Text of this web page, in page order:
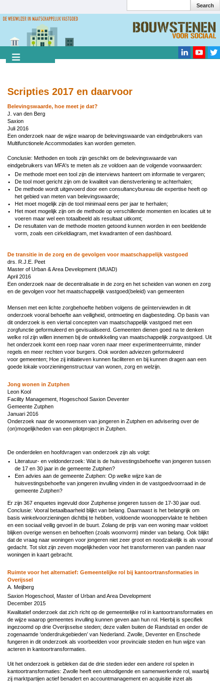
naar
gaan
Search
Scripties 2017 en daarvoor
Belevingswaarde, hoe meet je dat?
J. van den Berg
Saxion
Juli 2016
Een onderzoek naar de wijze waarop de belevingswaarde van eindgebruikers van
Multifunctionele Accommodaties kan worden gemeten.
Conclusie: Methoden en tools zijn geschikt om de belevingswaarde van
eindgebruikers van MFA's te meten als ze voldoen aan de volgende voorwaarden:
De methode moet een tool zijn die interviews hanteert om informatie te vergaren;
De tool moet gericht zijn om de kwaliteit van dienstverlening te achterhalen;
De methode wordt uitgevoerd door een consultancybureau die expertise heeft op
het gebied van meten van belevingswaarde;
Het moet mogelijk zijn de tool minimaal eens per jaar te herhalen;
Het moet mogelijk zijn om de methode op verschillende momenten en locaties uit te
voeren maar wel een totaalbeeld als resultaat uitkomt;
De resultaten van de methode moeten getoond kunnen worden in een beeldende
vorm, zoals een cirkeldiagram, met kwadranten of een dashboard.
De transitie in de zorg en de gevolgen voor maatschappelijk vastgoed
drs. R.J.E. Peet
Master of Urban & Area Development (MUAD)
April 2016
Een onderzoek naar de decentralisatie in de zorg en het scheiden van wonen en zorg
en de gevolgen voor het maatschappelijk vastgoed(beleid) van gemeenten
Mensen met een lichte zorgbehoefte hebben volgens de geïnterviewden in dit
onderzoek vooral behoefte aan veiligheid, ontmoeting en dagbesteding. Op basis van
dit onderzoek is een viertal concepten van maatschappelijk vastgoed met een
zorgfunctie geformuleerd en gevisualiseerd. Gemeenten dienen goed na te denken
welke rol zijn willen innemen bij de ontwikkeling van maatschappelijk zorgvastgoed. Uit
het onderzoek komt een roep naar voren naar meer experimenteerruimte, minder
regels en meer rechten voor burgers. Ook worden adviezen geformuleerd
voor gemeenten; Hoe zij initiatieven kunnen faciliteren en bij kunnen dragen aan een
goede lokale voorzieningenstructuur van wonen, zorg en welzijn.
Jong wonen in Zutphen
Leon Kool
Facility Management, Hogeschool Saxion Deventer
Gemeente Zutphen
Januari 2016
Onderzoek naar de woonwensen van jongeren in Zutphen en advisering over de
(on)mogelijkheden van een pilotproject in Zutphen.
De onderdelen en hoofdvragen van onderzoek zijn als volgt:
Literatuur- en veldonderzoek: Wat is de huisvestingsbehoefte van jongeren tussen
de 17 en 30 jaar in de gemeente Zutphen?
Een advies aan de gemeente Zutphen: Op welke wijze kan de
huisvestingsbehoefte van jongeren invulling vinden in de vastgoedvoorraad in de
gemeente Zutphen?
Er zijn 367 enquetes ingevuld door Zutphense jongeren tussen de 17-30 jaar oud.
Conclusie: Vooral betaalbaarheid blijkt van belang. Daarnaast is het belangrijk om
basis winkelvoorzieningen dichtbij te hebben, voldoende woonoppervlakte te hebben
en een sociaal veilig gevoel in de buurt. Zolang de prijs van een woning maar voldoet
blijken overige wensen en behoeften (zoals woonvorm) minder van belang. Ook blijkt
dat de vraag naar woningen voor jongeren niet zeer groot en noodzakelijk is als vooraf
gedacht. Tot slot zijn zeven mogelijkheden voor het transformeren van panden naar
woningen in kaart gebracht.
Ruimte voor het alternatief: Gemeentelijke rol bij kantoortransformaties in
Overijssel
A. Meijberg
Saxion Hogeschool, Master of Urban and Area Development
December 2015
Kwalitatief onderzoek dat zich richt op de gemeentelijke rol in kantoortransformaties en
de wijze waarop gemeentes invulling kunnen geven aan hun rol. Hierbij is specifiek
ingezoomd op drie Overijsselse steden; deze vallen buiten de Randstad en onder de
zogenaamde ‘onderdrukgebieden’ van Nederland. Zwolle, Deventer en Enschede
fungeren in dit onderzoek als voorbeelden voor provinciale steden en hun wijze van
acteren in kantoortransformaties.
Uit het onderzoek is gebleken dat de drie steden ieder een andere rol spelen in
kantoortransformaties: Zwolle heeft een uitnodigende en samenwerkende rol, waarbij
zij marktpartijen actief benadert en accountmanagement en acquisitie inzet als